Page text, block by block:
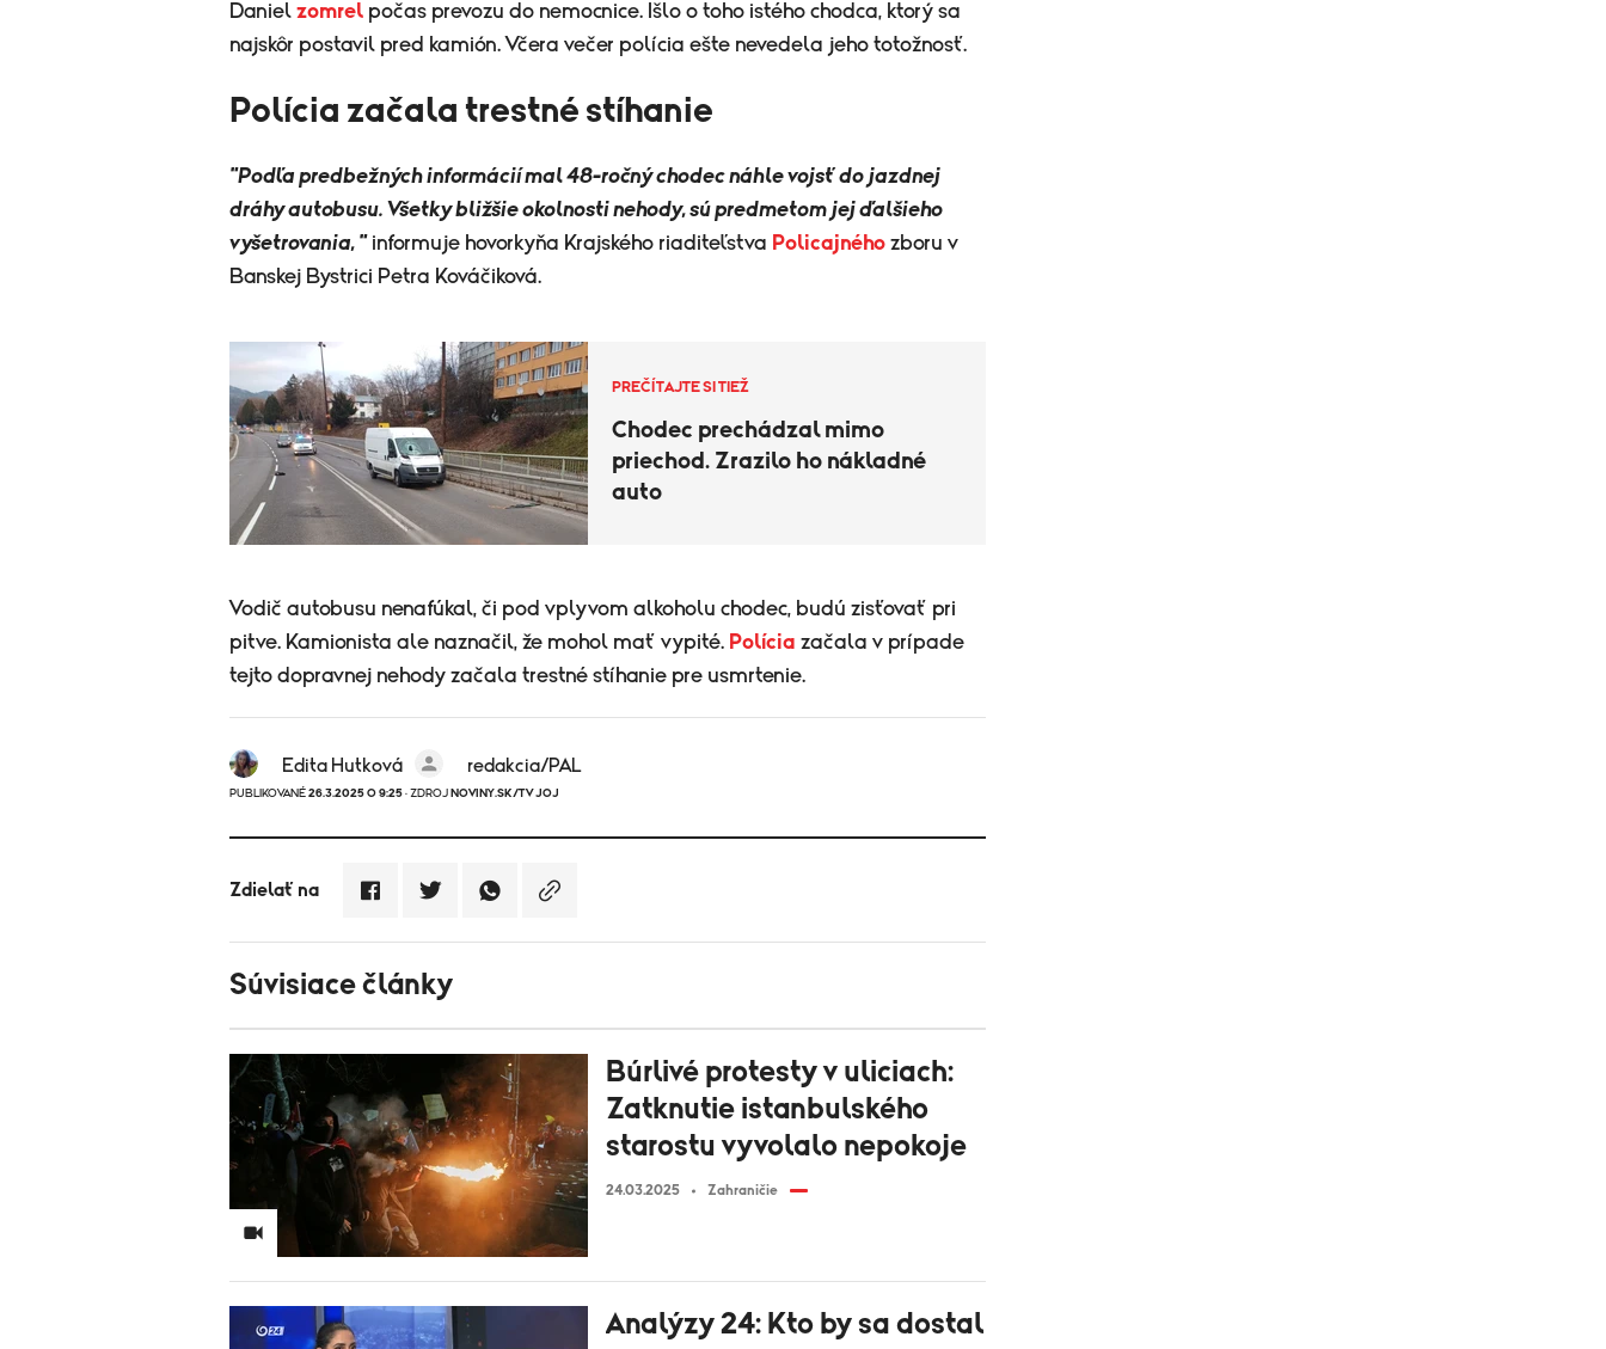
Daniel zomrel počas prevozu do nemocnice. Išlo o toho istého chodca, ktorý sa
najskôr postavil pred kamión. Včera večer polícia ešte nevedela jeho totožnosť.
Polícia začala trestné stíhanie
"Podľa predbežných informácií mal 48-ročný chodec náhle vojsť do jazdnej
dráhy autobusu. Všetky bližšie okolnosti nehody, sú predmetom jej ďalšieho
vyšetrovania, " informuje hovorkyňa Krajského riaditeľstva Policajného zboru v
Banskej Bystrici Petra Kováčiková.
PREČÍTAJTE SI TIEŽ
Chodec prechádzal mimo
priechod. Zrazilo ho nákladné
auto
Vodič autobusu nenafúkal, či pod vplyvom alkoholu chodec, budú zisťovať pri
pitve. Kamionista ale naznačil, že mohol mať vypité. Polícia začala v prípade
tejto dopravnej nehody začala trestné stíhanie pre usmrtenie.
Edita Hutková redakcia/PAL
PUBLIKOVANÉ 26.3.2025 O 9:25 · ZDROJ NOVINY.SK/TV JOJ
Zdielať na
Súvisiace články
Búrlivé protesty v uliciach:
Zatknutie istanbulského
starostu vyvolalo nepokoje
24.03.2025 Zahraničie
Analýzy 24: Kto by sa dostal